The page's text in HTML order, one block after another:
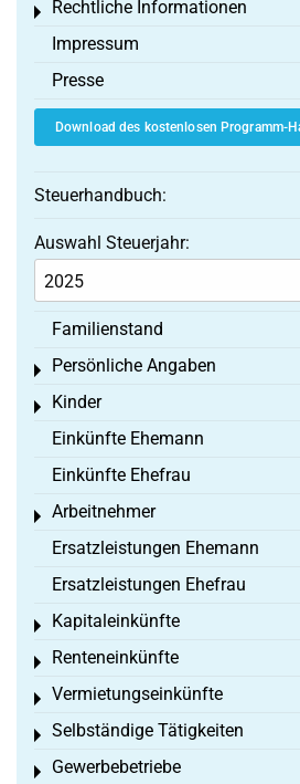
Rechtliche Informationen
Toggle menu
Impressum
Presse
Download des kostenlosen Programm-
Steuerhandbuch:
Auswahl Steuerjahr:
Familienstand
Persönliche Angaben
Toggle menu
Kinder
Toggle menu
Einkünfte Ehemann
Einkünfte Ehefrau
Arbeitnehmer
Toggle menu
Ersatzleistungen Ehemann
Ersatzleistungen Ehefrau
Kapitaleinkünfte
Toggle menu
Renteneinkünfte
Toggle menu
Vermietungseinkünfte
Toggle menu
Selbständige Tätigkeiten
Toggle menu
Gewerbebetriebe
Toggle menu